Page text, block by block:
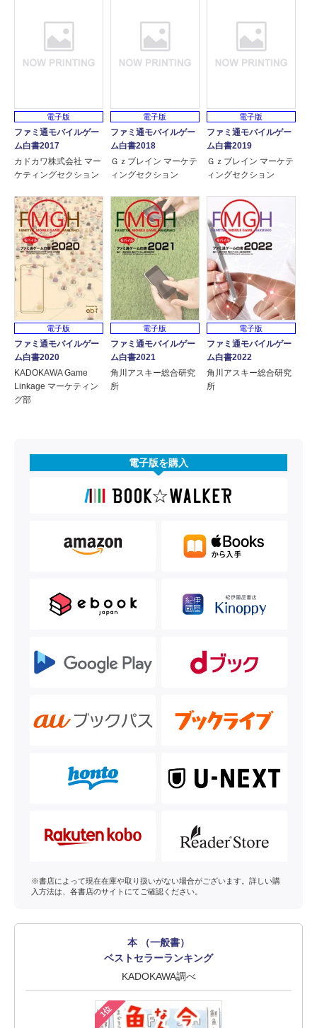
電子版
ファミ通モバイルゲー
ム白書2017
カドカワ株式会社 マー
ケティングセクション
電子版
ファミ通モバイルゲー
ム白書2018
Ｇｚブレイン マーケテ
ィングセクション
電子版
ファミ通モバイルゲー
ム白書2019
Ｇｚブレイン マーケテ
ィングセクション
電子版
ファミ通モバイルゲー
ム白書2020
KADOKAWA Game
Linkage マーケティン
グ部
電子版
ファミ通モバイルゲー
ム白書2021
角川アスキー総合研究
所
電子版
ファミ通モバイルゲー
ム白書2022
角川アスキー総合研究
所
電子版を購入
※書店によって現在在庫や取り扱いがない場合がございます。詳しい購
入方法は、各書店のサイトにてご確認ください。
本 （一般書）
ベストセラーランキング
KADOKAWA調べ
1位